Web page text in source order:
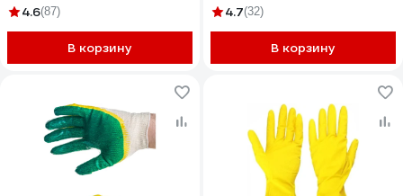
4.6(87)
В корзину
CТ0000003299
4.7(32)
В корзину